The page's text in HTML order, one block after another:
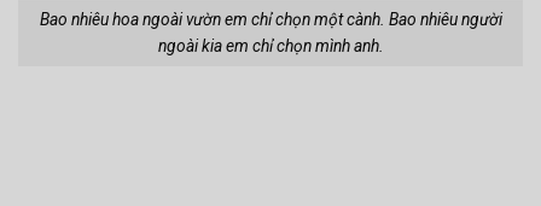
Bao nhiêu hoa ngoài vườn em chỉ chọn một cành. Bao nhiêu người
ngoài kia em chỉ chọn mình anh.